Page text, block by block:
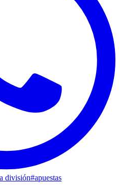
división#apuestas